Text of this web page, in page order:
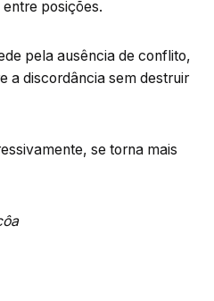
posições.
pela ausência de conflito,
a discordância sem destruir
se torna mais